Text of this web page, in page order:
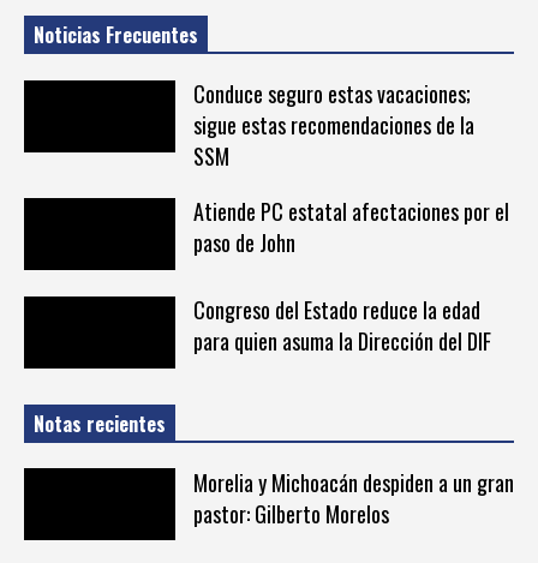
Noticias Frecuentes
Conduce seguro estas vacaciones;
sigue estas recomendaciones de la
SSM
Atiende PC estatal afectaciones por el
paso de John
Congreso del Estado reduce la edad
para quien asuma la Dirección del DIF
Notas recientes
Morelia y Michoacán despiden a un gran
pastor: Gilberto Morelos